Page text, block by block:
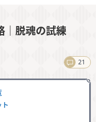
｜脱魂の試練
21